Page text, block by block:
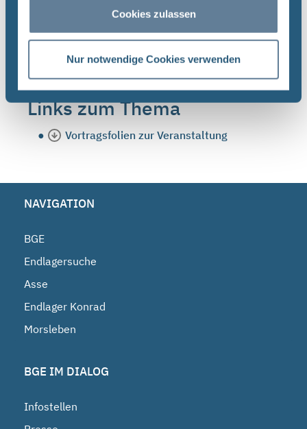
Cookies zulassen
Nur notwendige Cookies verwenden
den Mitarbeiterinnen und Mitarbeitern der BGE ins
Links zum Thema
Vortragsfolien zur Veranstaltung
NAVIGATION
BGE
Endlagersuche
Asse
Endlager Konrad
Morsleben
BGE IM DIALOG
Infostellen